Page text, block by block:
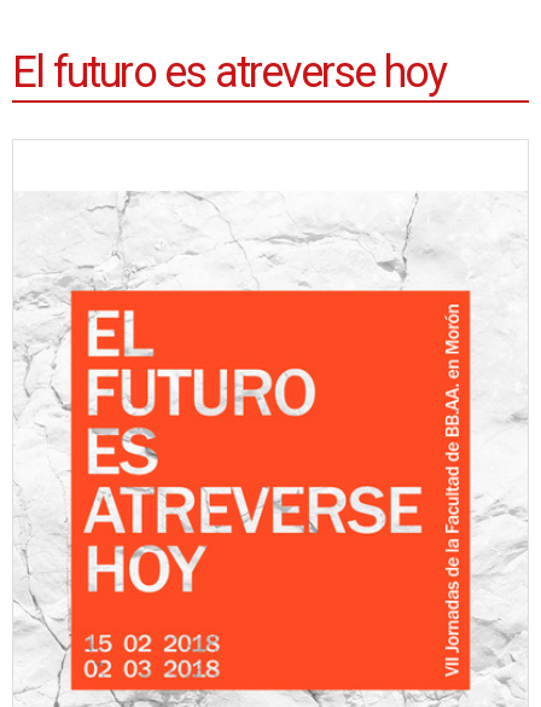
El futuro es atreverse hoy